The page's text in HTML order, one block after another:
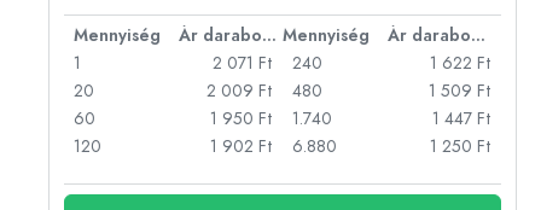
Mennyiség Ár darabonként Mennyiség
Ár darabonként
1
2 071 Ft
20
2 009 Ft
60
1 950 Ft
120
1 902 Ft
240
1 622 Ft
480
1 509 Ft
1.740
1 447 Ft
6.880
1 250 Ft